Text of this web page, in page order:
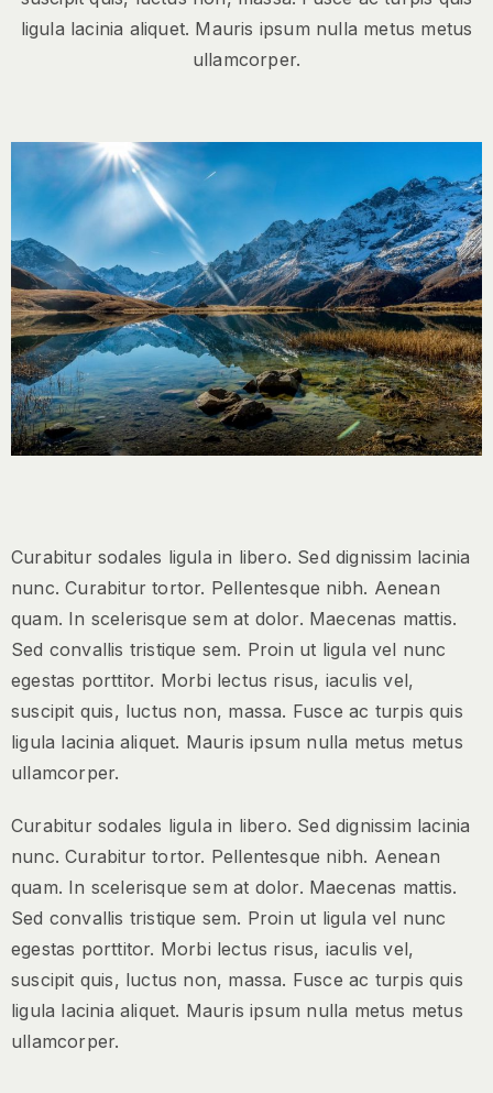
ligula lacinia aliquet. Mauris ipsum nulla metus metus
ullamcorper.
Curabitur sodales ligula in libero. Sed dignissim lacinia
nunc. Curabitur tortor. Pellentesque nibh. Aenean
quam. In scelerisque sem at dolor. Maecenas mattis.
Sed convallis tristique sem. Proin ut ligula vel nunc
egestas porttitor. Morbi lectus risus, iaculis vel,
suscipit quis, luctus non, massa. Fusce ac turpis quis
ligula lacinia aliquet. Mauris ipsum nulla metus metus
ullamcorper.
Curabitur sodales ligula in libero. Sed dignissim lacinia
nunc. Curabitur tortor. Pellentesque nibh. Aenean
quam. In scelerisque sem at dolor. Maecenas mattis.
Sed convallis tristique sem. Proin ut ligula vel nunc
egestas porttitor. Morbi lectus risus, iaculis vel,
suscipit quis, luctus non, massa. Fusce ac turpis quis
ligula lacinia aliquet. Mauris ipsum nulla metus metus
ullamcorper.